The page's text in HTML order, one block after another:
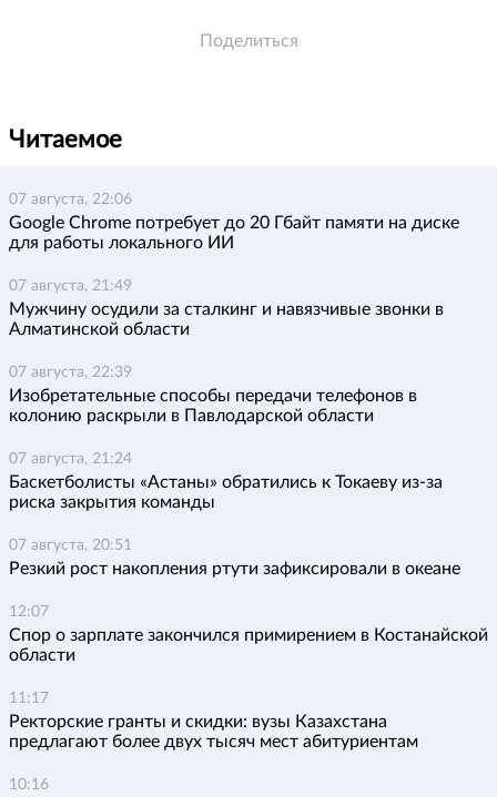
Поделиться
Читаемое
07 августа, 22:06
Google Chrome потребует до 20 Гбайт памяти на диске
для работы локального ИИ
07 августа, 21:49
Мужчину осудили за сталкинг и навязчивые звонки в
Алматинской области
07 августа, 22:39
Изобретательные способы передачи телефонов в
колонию раскрыли в Павлодарской области
07 августа, 21:24
Баскетболисты «Астаны» обратились к Токаеву из-за
риска закрытия команды
07 августа, 20:51
Резкий рост накопления ртути зафиксировали в океане
12:07
Спор о зарплате закончился примирением в Костанайской
области
11:17
Ректорские гранты и скидки: вузы Казахстана
предлагают более двух тысяч мест абитуриентам
10:16